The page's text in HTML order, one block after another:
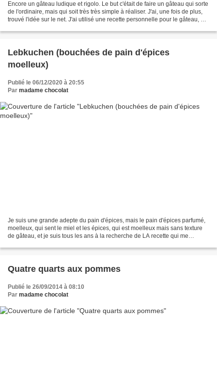
Encore un gâteau ludique et rigolo. Le but c'était de faire un gâteau qui sorte
de l'ordinaire, mais qui soit très très simple à réaliser. J'ai, une fois de plus,
trouvé l'idée sur le net. J'ai utilisé une recette personnelle pour le gâteau, et
Lebkuchen (bouchées de pain d'épices
moelleux)
Publié le 06/12/2020 à 20:55
Par madame chocolat
Je suis une grande adepte du pain d'épices, mais le pain d'épices parfumé,
moelleux, qui sent le miel et les épices, qui est moelleux mais sans texture
de gâteau, et je suis tous les ans à la recherche de LA recette qui me
Quatre quarts aux pommes
Publié le 26/09/2014 à 08:10
Par madame chocolat